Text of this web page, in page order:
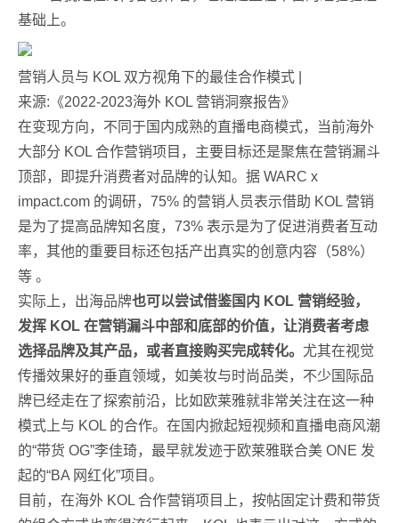
基础上。
营销人员与 KOL 双方视角下的最佳合作模式 |
来源:《2022-2023海外 KOL 营销洞察报告》
在变现方向，不同于国内成熟的直播电商模式，当前海外
大部分 KOL 合作营销项目，主要目标还是聚焦在营销漏斗
顶部，即提升消费者对品牌的认知。据 WARC x
impact.com 的调研，75% 的营销人员表示借助 KOL 营销
是为了提高品牌知名度，73% 表示是为了促进消费者互动
率，其他的重要目标还包括产出真实的创意内容（58%）
等 。
实际上，出海品牌也可以尝试借鉴国内 KOL 营销经验，
发挥 KOL 在营销漏斗中部和底部的价值，让消费者考虑
选择品牌及其产品，或者直接购买完成转化。 尤其在视觉
传播效果好的垂直领域，如美妆与时尚品类，不少国际品
牌已经走在了探索前沿，比如欧莱雅就非常关注在这一种
模式上与 KOL 的合作。在国内掀起短视频和直播电商风潮
的“带货 OG”李佳琦，最早就发迹于欧莱雅联合美 ONE 发
起的“BA 网红化”项目。
目前，在海外 KOL 合作营销项目上，按帖固定计费和带货